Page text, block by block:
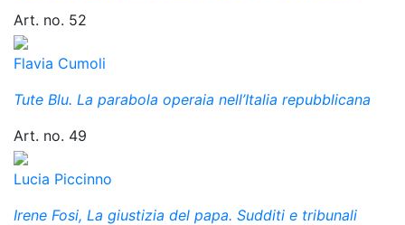
Art. no. 52
Flavia Cumoli
Tute Blu. La parabola operaia nell’Italia repubblicana
Art. no. 49
Lucia Piccinno
Irene Fosi, La giustizia del papa. Sudditi e tribunali